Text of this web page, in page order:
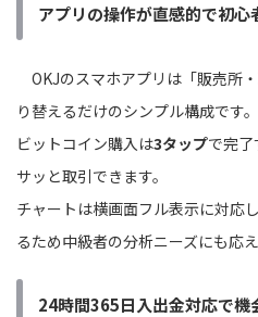
アプリの操作が直感的で初心
OKJのスマホアプリは「販売所
り替えるだけのシンプル構成です。
ビットコイン購入は3タップで完
サッと取引できます。
チャートは横画面フル表示に対応
るため中級者の分析ニーズにも応え
24時間365日入出金対応で機